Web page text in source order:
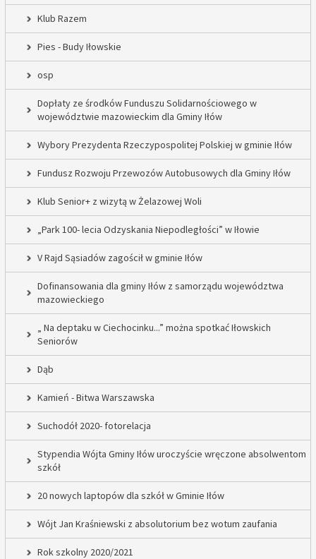
Klub Razem
Pies - Budy Iłowskie
osp
Dopłaty ze środków Funduszu Solidarnościowego w
województwie mazowieckim dla Gminy Iłów
Wybory Prezydenta Rzeczypospolitej Polskiej w gminie Iłów
Fundusz Rozwoju Przewozów Autobusowych dla Gminy Iłów
Klub Senior+ z wizytą w Żelazowej Woli
„Park 100- lecia Odzyskania Niepodległości” w Iłowie
V Rajd Sąsiadów zagościł w gminie Iłów
Dofinansowania dla gminy Iłów z samorządu województwa
mazowieckiego
„ Na deptaku w Ciechocinku...” można spotkać Iłowskich
Seniorów
Dąb
Kamień - Bitwa Warszawska
Suchodół 2020- fotorelacja
Stypendia Wójta Gminy Iłów uroczyście wręczone absolwentom
szkół
20 nowych laptopów dla szkół w Gminie Iłów
Wójt Jan Kraśniewski z absolutorium bez wotum zaufania
Rok szkolny 2020/2021